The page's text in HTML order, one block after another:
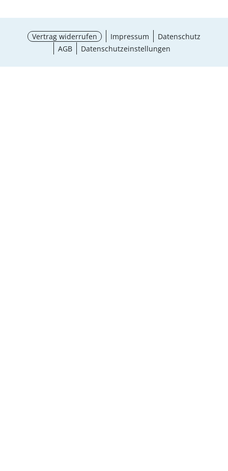
Vertrag widerrufen Impressum
Datenschutz
AGB
Datenschutzeinstellungen